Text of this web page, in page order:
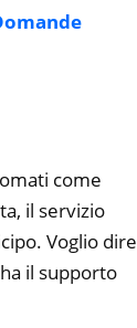
come
il servizio
Voglio dire
il supporto